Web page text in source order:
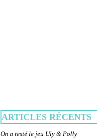
ARTICLES RÉCENTS
On a testé le jeu Uly & Polly